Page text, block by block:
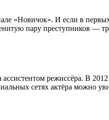
«Новичок». И если в
пару преступников —
режиссёра. В 2012
сетях актёра можно